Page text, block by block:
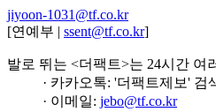
jiyoon-1031@tf.co.kr
[연예부 | ssent@tf.co.kr]
발로 뛰는 <더팩트>는 24시간 여
· 카카오톡: '더팩트제보' 검
· 이메일: jebo@tf.co.kr